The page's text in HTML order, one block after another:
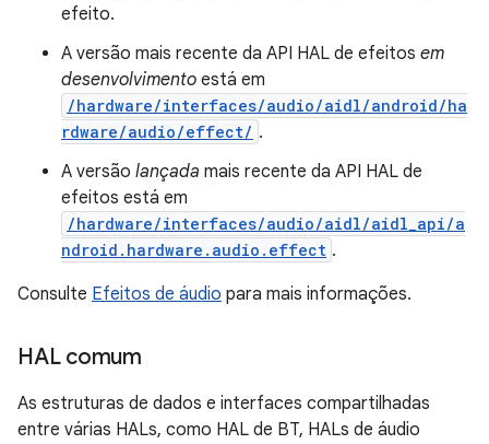
efeito.
A versão mais recente da API HAL de efeitos em
desenvolvimento está em
/hardware/interfaces/audio/aidl/android/ha
rdware/audio/effect/ .
A versão lançada mais recente da API HAL de
efeitos está em
/hardware/interfaces/audio/aidl/aidl_api/a
ndroid.hardware.audio.effect .
Consulte Efeitos de áudio para mais informações.
HAL comum
As estruturas de dados e interfaces compartilhadas
entre várias HALs, como HAL de BT, HALs de áudio